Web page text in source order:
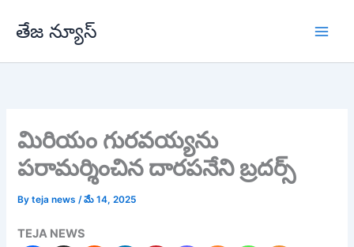
తేజ న్యూస్
మిరియం గురవయ్యను
పరామర్శించిన దారపనేని బ్రదర్స్
Byteja news/మే 14, 2025
TEJA NEWS